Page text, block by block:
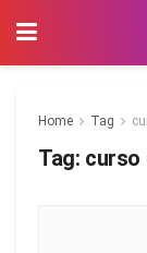
Home Tag
Tag: curso